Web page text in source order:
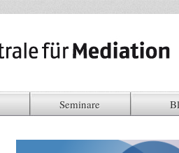
Seminare